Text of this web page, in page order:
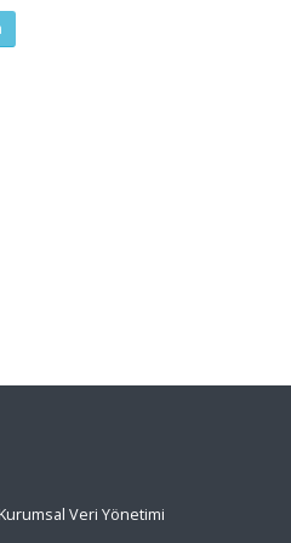
Veri Yönetimi